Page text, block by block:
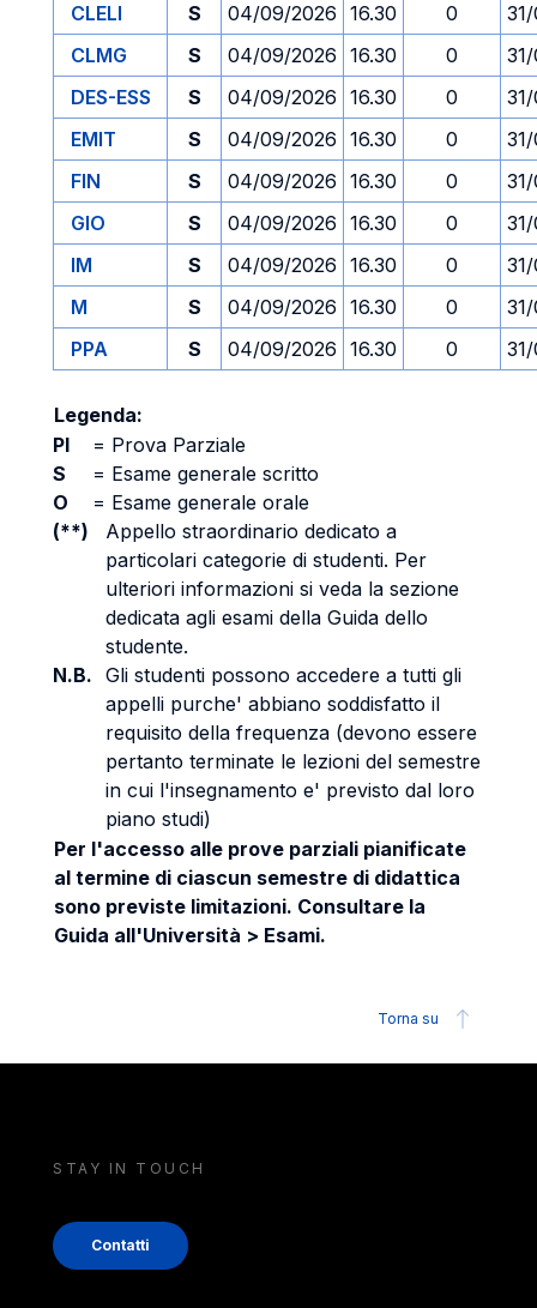
CLELI S 04/09/2026 16.30 0
CLMG
S 04/09/2026 16.30 0
DES-ESS
S 04/09/2026 16.30 0
EMIT
S 04/09/2026 16.30 0
FIN
S 04/09/2026 16.30 0
GIO
S 04/09/2026 16.30 0
IM
S 04/09/2026 16.30 0
M
S 04/09/2026 16.30 0
PPA
S 04/09/2026 16.30 0
Legenda:
PI
= Prova Parziale
S
= Esame generale scritto
O
= Esame generale orale
(**)
Appello straordinario dedicato a
particolari categorie di studenti. Per
ulteriori informazioni si veda la sezione
dedicata agli esami della Guida dello
studente.
N.B. Gli studenti possono accedere a tutti gli
appelli purche' abbiano soddisfatto il
requisito della frequenza (devono essere
pertanto terminate le lezioni del semestre
in cui l'insegnamento e' previsto dal loro
piano studi)
Per l'accesso alle prove parziali pianificate
al termine di ciascun semestre di didattica
sono previste limitazioni. Consultare la
Guida all'Università > Esami.
Torna su
STAY IN TOUCH
Contatti